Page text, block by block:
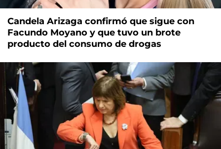
Candela Arizaga confirmó que sigue con
Facundo Moyano y que tuvo un brote
producto del consumo de drogas